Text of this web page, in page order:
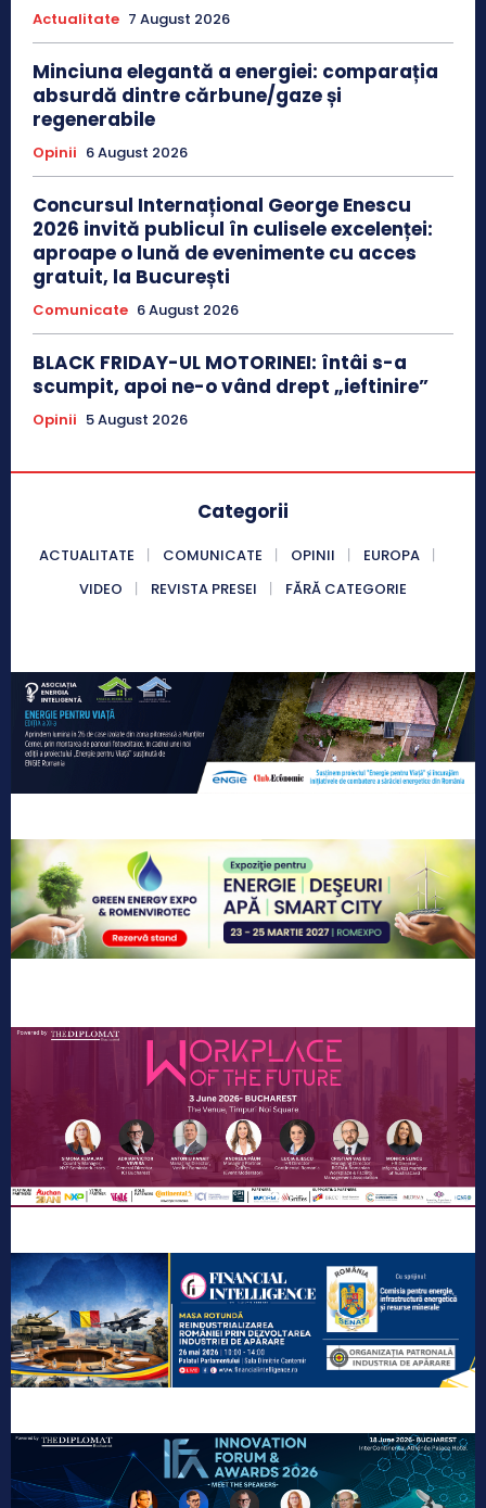
Actualitate 7 August 2026
Minciuna elegantă a energiei: comparația
absurdă dintre cărbune/gaze și
regenerabile
Opinii 6 August 2026
Concursul Internațional George Enescu
2026 invită publicul în culisele excelenței:
aproape o lună de evenimente cu acces
gratuit, la București
Comunicate 6 August 2026
BLACK FRIDAY-UL MOTORINEI: întâi s-a
scumpit, apoi ne-o vând drept „ieftinire”
Opinii 5 August 2026
Categorii
ACTUALITATE COMUNICATE OPINII
EUROPA
VIDEO
REVISTA PRESEI FĂRĂ CATEGORIE